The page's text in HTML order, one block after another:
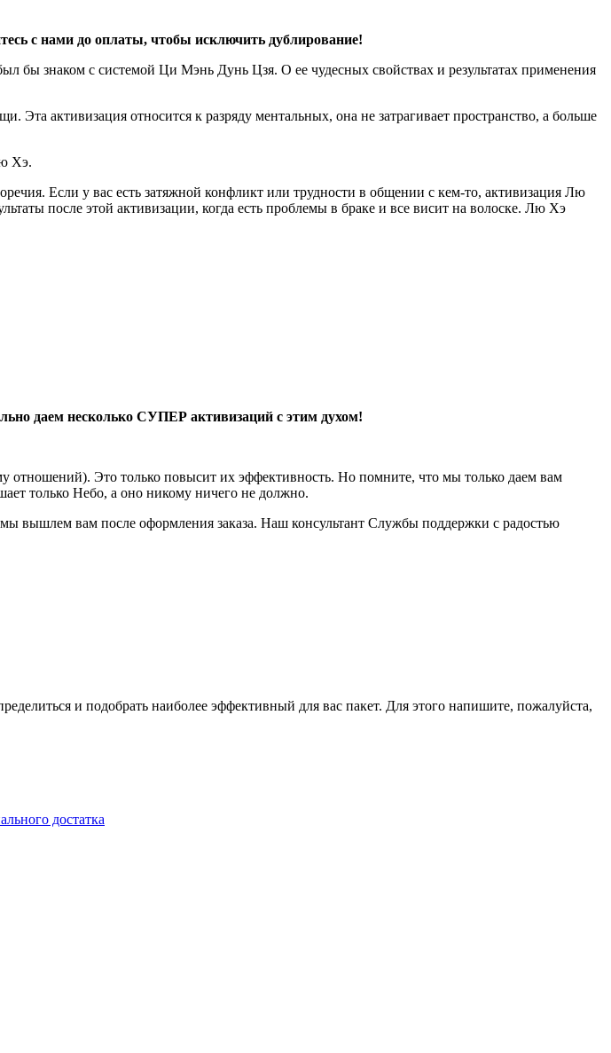
с нами до оплаты, чтобы исключить дублирование!
бы знаком с системой Ци Мэнь Дунь Цзя. О ее чудесных свойствах и результатах применения
активизация относится к разряду ментальных, она не затрагивает пространство, а больше
Хэ.
Если у вас есть затяжной конфликт или трудности в общении с кем-то, активизация Лю
после этой активизации, когда есть проблемы в браке и все висит на волоске. Лю Хэ
даем несколько СУПЕР активизаций с этим духом!
Это только повысит их эффективность. Но помните, что мы только даем вам
только Небо, а оно никому ничего не должно.
вышлем вам после оформления заказа. Наш консультант Службы поддержки с радостью
и подобрать наиболее эффективный для вас пакет. Для этого напишите, пожалуйста,
достатка